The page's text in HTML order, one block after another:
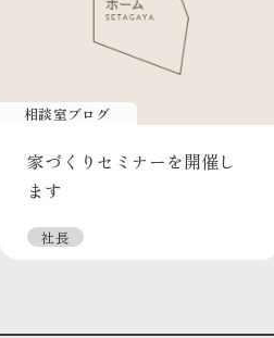
相談室ブログ
家づくりセミナーを開催し
ます
社長